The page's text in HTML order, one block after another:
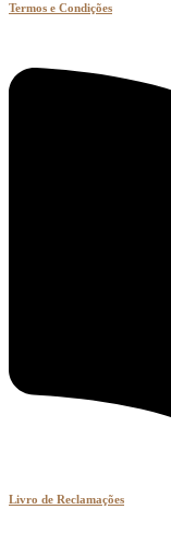
Termos e Condições
Livro de Reclamações